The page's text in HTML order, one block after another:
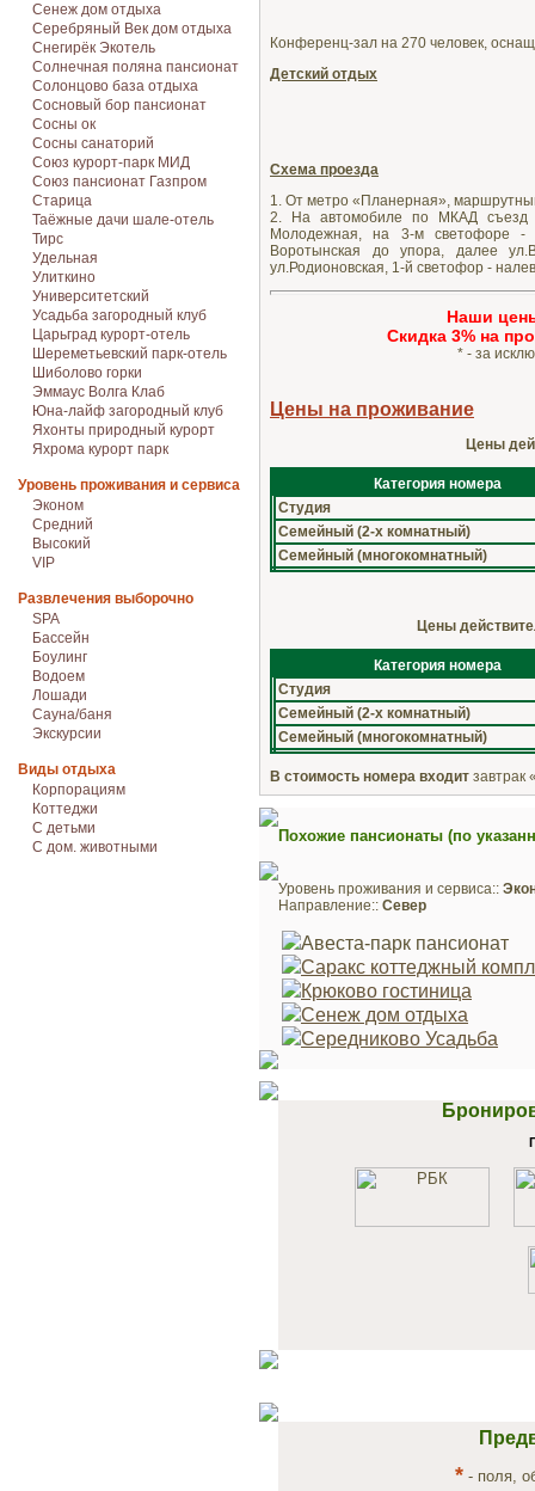
Сенеж дом отдыха
Серебряный Век дом отдыха
Снегирёк Экотель
Солнечная поляна пансионат
Солонцово база отдыха
Сосновый бор пансионат
Сосны ок
Сосны санаторий
Союз курорт-парк МИД
Союз пансионат Газпром
Старица
Таёжные дачи шале-отель
Тирс
Удельная
Улиткино
Университетский
Усадьба загородный клуб
Царьград курорт-отель
Шереметьевский парк-отель
Шиболово горки
Эммаус Волга Клаб
Юна-лайф загородный клуб
Яхонты природный курорт
Яхрома курорт парк
Уровень проживания и сервиса
Эконом
Средний
Высокий
VIP
Развлечения выборочно
SPA
Бассейн
Боулинг
Водоем
Лошади
Сауна/баня
Экскурсии
Виды отдыха
Корпорациям
Коттеджи
С детьми
С дом. животными
Конференц-зал на 270 человек,
Детский отдых
Схема проезда
1. От метро «Планерная»,
2. На автомобиле по МКАД съезд
Молодежная, на 3-м светофоре -
Воротынская до упора, далее
ул.Родионовская, 1-й светофор -
Наши
Cкидка 3% на
* - за
Цены на проживание
Цены
Категория номера
Студия
Семейный (2-х комнатный)
Семейный (многокомнатный)
Цены
Категория номера
Студия
Семейный (2-х комнатный)
Семейный (многокомнатный)
В стоимость номера входит завтрак
Похожие пансионаты (по
Уровень проживания и сервиса::
Направление:: Север
Авеста-парк пансионат
Саракс коттеджный
Крюково гостиница
Сенеж дом отдыха
Середниково Усадьба
* - поля,